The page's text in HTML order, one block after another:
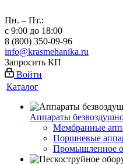
Пн. – Пт.:
с 9:00 до 18:00
8 (800) 350-09-96
info@krasmehanika.ru
Запросить КП
Войти
Каталог
Аппараты
Мембранные
Поршневые
Промышленное